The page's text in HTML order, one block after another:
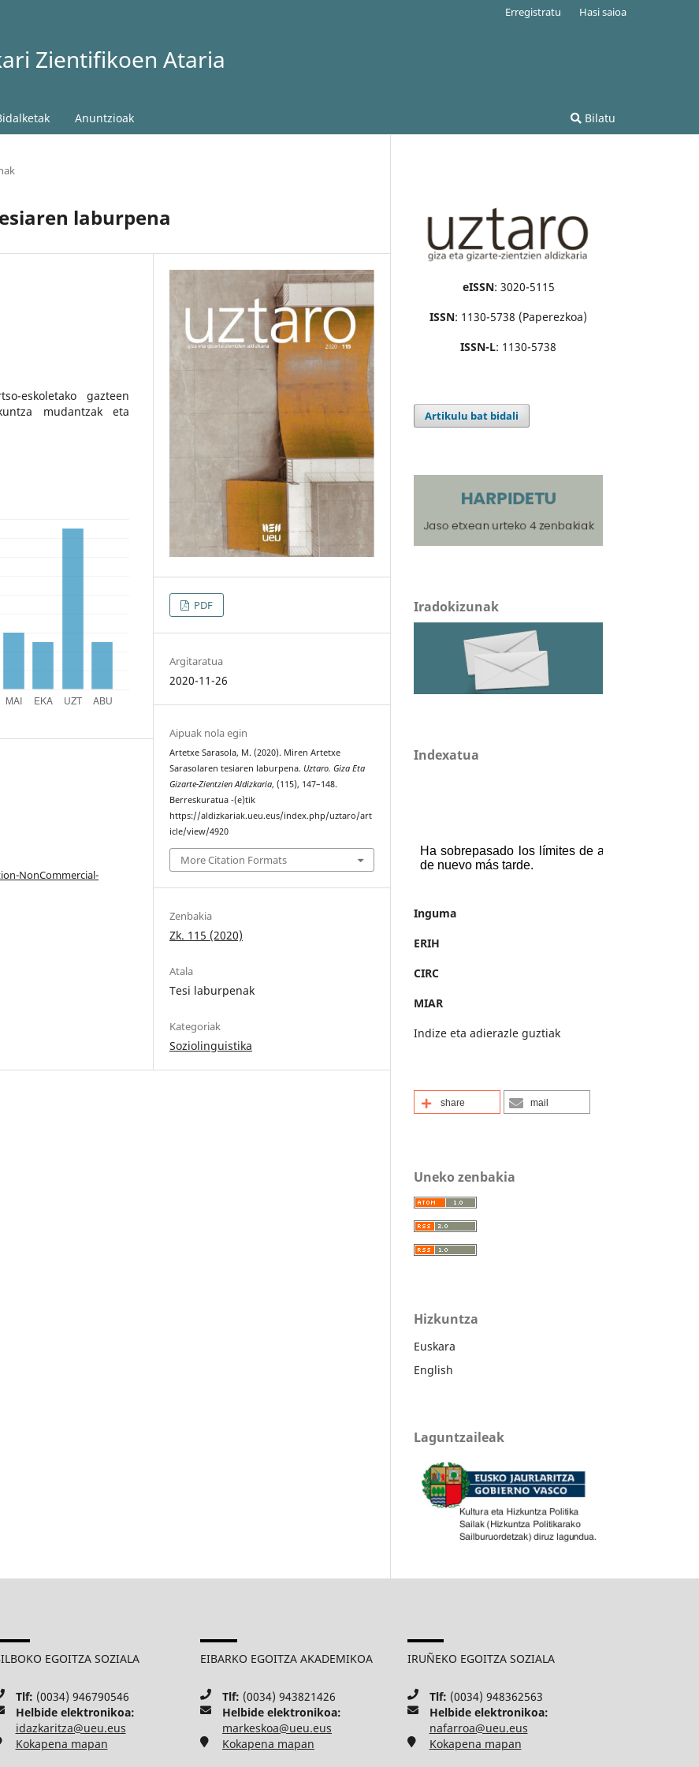
Zientifikoen Ataria
Anuntzioak Bilatu
Erregistratu Hasi saioa
laburpena
eskoletako gazteen
mudantzak eta
NonCommercial-
PDF
Argitaratua
2020-11-26
Aipuak nola egin
Artetxe Sarasola, M. (2020). Miren Artetxe
Sarasolaren tesiaren laburpena. Uztaro. Giza Eta
Gizarte-Zientzien Aldizkaria, (115), 147–148.
Berreskuratua -(e)tik
https://aldizkariak.ueu.eus/index.php/uztaro/art
icle/view/4920
More Citation Formats
Zenbakia
Zk. 115 (2020)
Atala
Tesi laburpenak
Kategoriak
Soziolinguistika
eISSN: 3020-5115
ISSN: 1130-5738 (Paperezkoa)
ISSN-L: 1130-5738
Artikulu bat bidali
Iradokizunak
Indexatua
Inguma
ERIH
CIRC
MIAR
Indize eta adierazle guztiak
share mail
Uneko zenbakia
Hizkuntza
Euskara
English
Laguntzaileak
EGOITZA SOZIALA
Tlf: (0034) 946790546
Helbide elektronikoa:
idazkaritza@ueu.eus
Kokapena mapan
EIBARKO EGOITZA AKADEMIKOA
Tlf: (0034) 943821426
Helbide elektronikoa:
markeskoa@ueu.eus
Kokapena mapan
IRUÑEKO EGOITZA SOZIALA
Tlf: (0034) 948362563
Helbide elektronikoa:
nafarroa@ueu.eus
Kokapena mapan